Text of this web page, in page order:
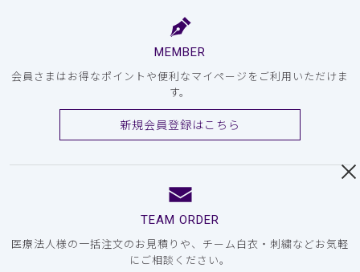
MEMBER
会員さまはお得なポイントや便利なマイページをご利用いただけま
す。
新規会員登録はこちら
TEAM ORDER
医療法人様の一括注文のお見積りや、チーム白衣・刺繍などお気軽
にご相談ください。